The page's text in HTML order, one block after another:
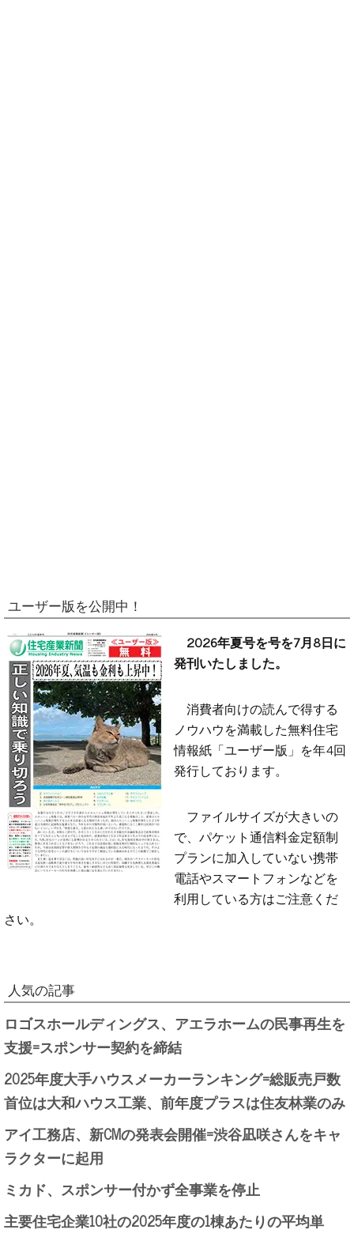
ユーザー版を公開中！
2026年夏号を号を7月8日に
発刊いたしました。
消費者向けの読んで得する
ノウハウを満載した無料住宅
情報紙「ユーザー版」を年4回
発行しております。
ファイルサイズが大きいの
で、パケット通信料金定額制
プランに加入していない携帯
電話やスマートフォンなどを
利用している方はご注意くだ
さい。
人気の記事
ロゴスホールディングス、アエラホームの民事再生を
支援=スポンサー契約を締結
2025年度大手ハウスメーカーランキング=総販売戸数
首位は大和ハウス工業、前年度プラスは住友林業のみ
アイ工務店、新CMの発表会開催=渋谷凪咲さんをキャ
ラクターに起用
ミカド、スポンサー付かず全事業を停止
主要住宅企業10社の2025年度の1棟あたりの平均単